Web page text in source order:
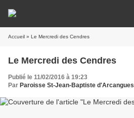
Accueil » Le Mercredi des Cendres
Le Mercredi des Cendres
Publié le 11/02/2016 à 19:23
Par Paroisse St-Jean-Baptiste d'Arcangues